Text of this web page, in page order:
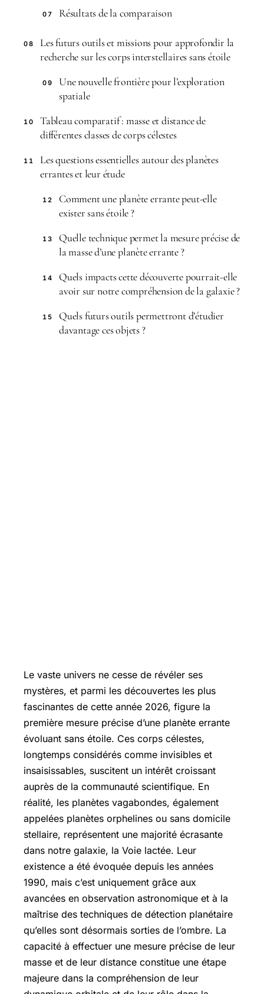
07 Résultats de la comparaison
08
Les futurs outils et missions pour approfondir la
recherche sur les corps interstellaires sans étoile
09
Une nouvelle frontière pour l’exploration
spatiale
10
Tableau comparatif : masse et distance de
différentes classes de corps célestes
11
Les questions essentielles autour des planètes
errantes et leur étude
12
Comment une planète errante peut-elle
exister sans étoile ?
13
Quelle technique permet la mesure précise de
la masse d’une planète errante ?
14
Quels impacts cette découverte pourrait-elle
avoir sur notre compréhension de la galaxie ?
15
Quels futurs outils permettront d’étudier
davantage ces objets ?
Le vaste univers ne cesse de révéler ses
mystères, et parmi les découvertes les plus
fascinantes de cette année 2026, figure la
première mesure précise d’une planète errante
évoluant sans étoile. Ces corps célestes,
longtemps considérés comme invisibles et
insaisissables, suscitent un intérêt croissant
auprès de la communauté scientifique. En
réalité, les planètes vagabondes, également
appelées planètes orphelines ou sans domicile
stellaire, représentent une majorité écrasante
dans notre galaxie, la Voie lactée. Leur
existence a été évoquée depuis les années
1990, mais c’est uniquement grâce aux
avancées en observation astronomique et à la
maîtrise des techniques de détection planétaire
qu’elles sont désormais sorties de l’ombre. La
capacité à effectuer une mesure précise de leur
masse et de leur distance constitue une étape
majeure dans la compréhension de leur